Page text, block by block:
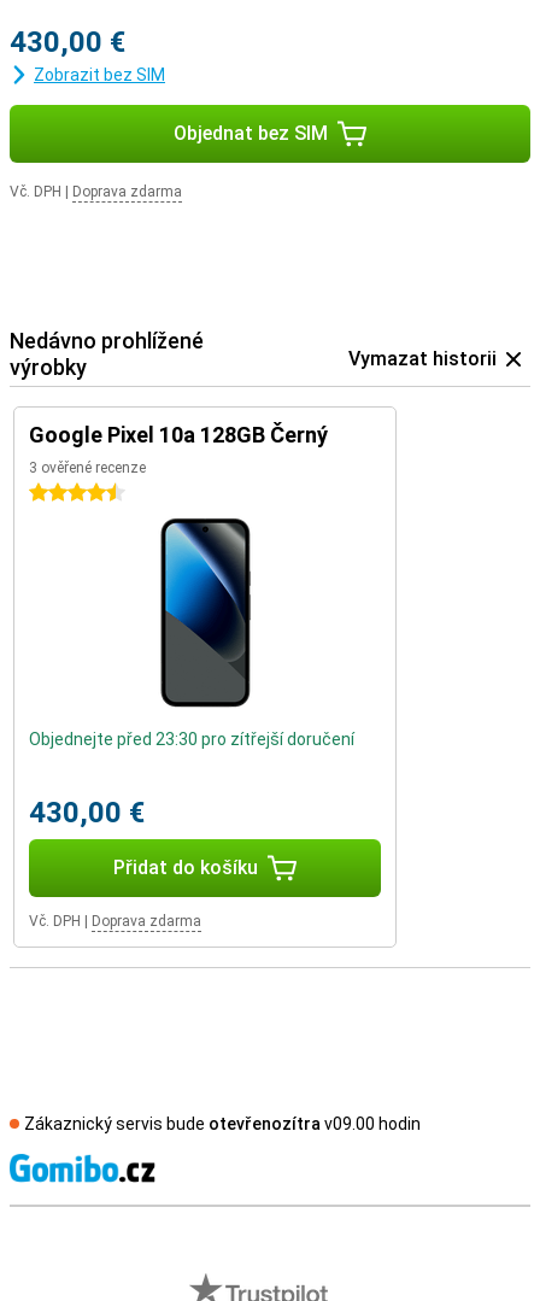
430,00 €
Zobrazit bez SIM
Objednat bez SIM
Vč. DPH Doprava zdarma
Nedávno prohlížené
výrobky
Vymazat historii
Google Pixel 10a 128GB Černý
3 ověřené recenze
4.5 hvězdičky
Objednejte před 23:30 pro zítřejší doručení
430,00 €
Přidat do košíku
Vč. DPH Doprava zdarma
Zákaznický servis bude otevřenozítra v09.00 hodin